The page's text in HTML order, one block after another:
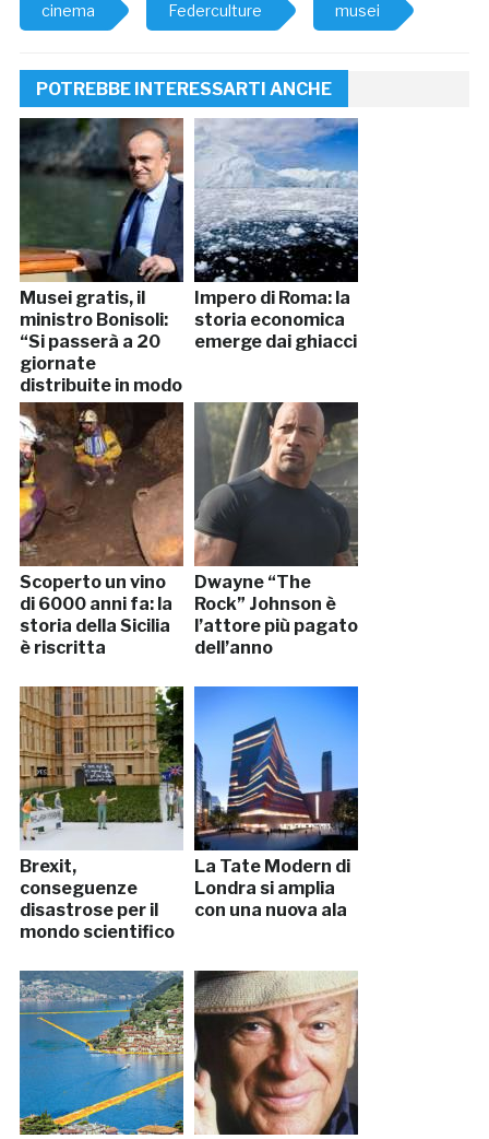
cinema Federculture musei
POTREBBE INTERESSARTI ANCHE
Musei gratis, il
ministro Bonisoli:
“Si passerà a 20
giornate
distribuite in modo
diverso”
Impero di Roma: la
storia economica
emerge dai ghiacci
Scoperto un vino
di 6000 anni fa: la
storia della Sicilia
è riscritta
Dwayne “The
Rock” Johnson è
l’attore più pagato
dell’anno
Brexit,
conseguenze
disastrose per il
mondo scientifico
La Tate Modern di
Londra si amplia
con una nuova ala